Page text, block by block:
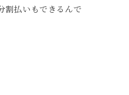
割払いもできるんで